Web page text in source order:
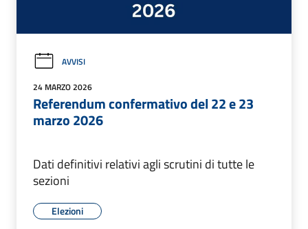
AVVISI
24 MARZO 2026
Referendum confermativo del 22 e 23
marzo 2026
Dati definitivi relativi agli scrutini di tutte le
sezioni
Elezioni